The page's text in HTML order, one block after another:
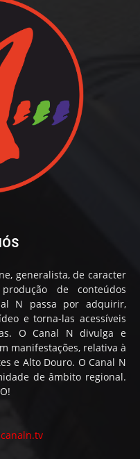
generalista, de caracter
de conteúdos
N passa por adquirir,
e torna-las acessíveis
O Canal N divulga e
manifestações, relativa à
e Alto Douro. O Canal N
de âmbito regional.